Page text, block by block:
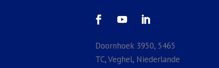
Doornhoek 3950, 5465
TC, Veghel, Niederlande